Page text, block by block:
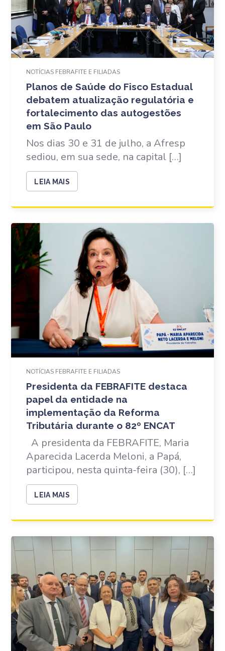
NOTÍCIAS FEBRAFITE E FILIADAS
Planos de Saúde do Fisco Estadual
debatem atualização regulatória e
fortalecimento das autogestões
em São Paulo
Nos dias 30 e 31 de julho, a Afresp
sediou, em sua sede, na capital […]
LEIA MAIS
NOTÍCIAS FEBRAFITE E FILIADAS
Presidenta da FEBRAFITE destaca
papel da entidade na
implementação da Reforma
Tributária durante o 82º ENCAT
A presidenta da FEBRAFITE, Maria
Aparecida Lacerda Meloni, a Papá,
participou, nesta quinta-feira (30), […]
LEIA MAIS